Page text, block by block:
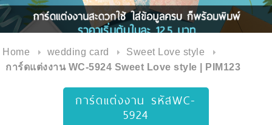
Home wedding card
Sweet Love style
การ์ดแต่งงาน WC-5924 Sweet Love style | PIM123
การ์ดแต่งงาน รหัสWC-
5924